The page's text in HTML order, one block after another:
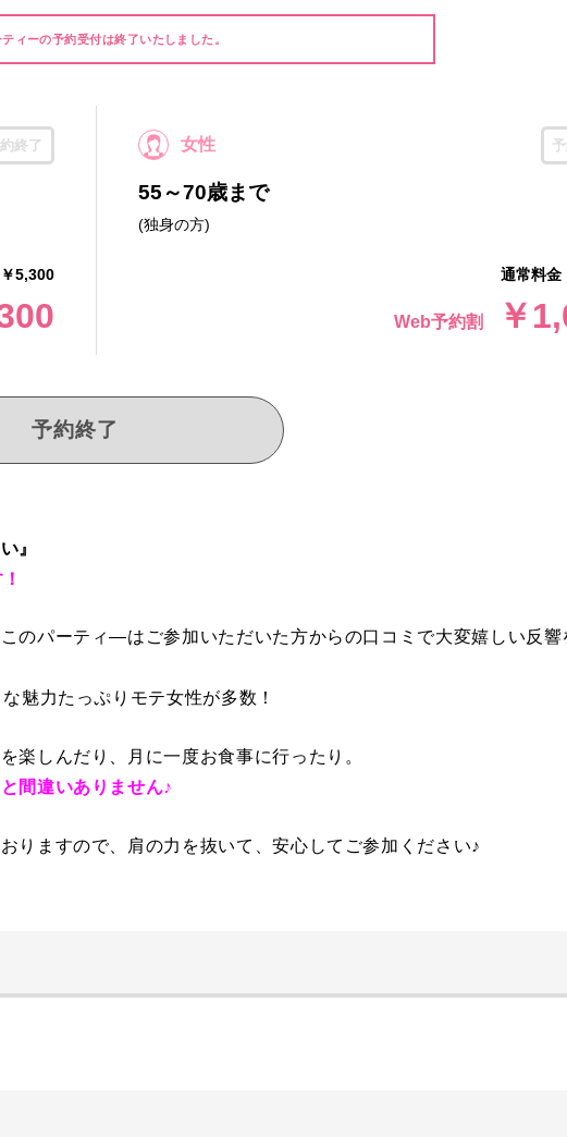
ィーの予約受付は終了いたしました。
約終了
5,300
女性
55～70歳まで
(独身の方)
通常料金
Web予約割 ￥
予約終了
』
のパーティ―はご参加いただいた方からの口コミで大変嬉しい反響
魅力たっぷりモテ女性が多数！
楽しんだり、月に一度お食事に行ったり。
間違いありません♪
りますので、肩の力を抜いて、安心してご参加ください♪